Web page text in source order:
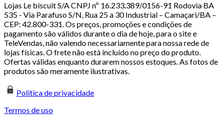
Lojas Le biscuit S/A CNPJ nº 16.233.389/0156-91 Rodovia BA
535 - Via Parafuso S/N, Rua 25 a 30 Industrial – Camaçari/BA –
CEP: 42.800-331. Os preços, promoções e condições de
pagamento são válidos durante o dia de hoje, para o site e
TeleVendas, não valendo necessariamente para nossa rede de
lojas físicas. O frete não está incluído no preço do produto.
Ofertas válidas enquanto durarem nossos estoques. As fotos de
produtos são meramente ilustrativas.
Politica de privacidade
Termos de uso